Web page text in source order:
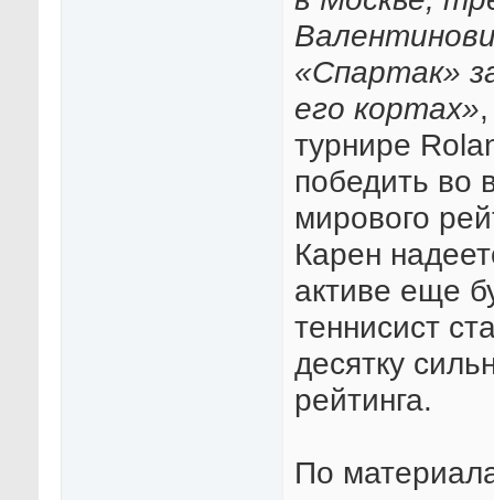
«Спартак»
его кортах»
турнире
победить во
мирового
Карен
активе еще
теннисист
десятку
рейтинга.
По